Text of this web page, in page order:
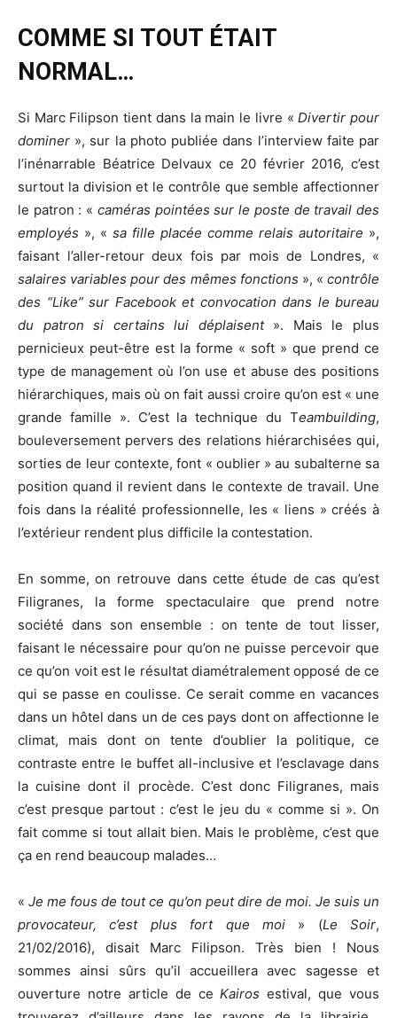
COMME SI TOUT ÉTAIT
NORMAL…
Si Marc Filipson tient dans la main le livre «Divertir pour
dominer », sur la photo publiée dans l’interview faite par
l’inénarrable Béatrice Delvaux ce 20 février 2016, c’est
surtout la division et le contrôle que semble affectionner
le patron : « caméras pointées sur le poste de travail des
employés », « sa fille placée comme relais autoritaire »,
faisant l’aller-retour deux fois par mois de Londres, «
salaires variables pour des mêmes fonctions », « contrôle
des “Like” sur Facebook et convocation dans le bureau
du patron si certains lui déplaisent ». Mais le plus
pernicieux peut-être est la forme « soft » que prend ce
type de management où l’on use et abuse des positions
hiérarchiques, mais où on fait aussi croire qu’on est « une
grande famille ». C’est la technique du Teambuilding,
bouleversement pervers des relations hiérarchisées qui,
sorties de leur contexte, font « oublier » au subalterne sa
position quand il revient dans le contexte de travail. Une
fois dans la réalité professionnelle, les « liens » créés à
l’extérieur rendent plus difficile la contestation.
En somme, on retrouve dans cette étude de cas qu’est
Filigranes, la forme spectaculaire que prend notre
société dans son ensemble : on tente de tout lisser,
faisant le nécessaire pour qu’on ne puisse percevoir que
ce qu’on voit est le résultat diamétralement opposé de ce
qui se passe en coulisse. Ce serait comme en vacances
dans un hôtel dans un de ces pays dont on affectionne le
climat, mais dont on tente d’oublier la politique, ce
contraste entre le buffet all-inclusive et l’esclavage dans
la cuisine dont il procède. C’est donc Filigranes, mais
c’est presque partout : c’est le jeu du « comme si ». On
fait comme si tout allait bien. Mais le problème, c’est que
ça en rend beaucoup malades…
«Je me fous de tout ce qu’on peut dire de moi. Je suis un
provocateur, c’est plus fort que moi » (Le Soir,
21/02/2016), disait Marc Filipson. Très bien ! Nous
sommes ainsi sûrs qu’il accueillera avec sagesse et
ouverture notre article de ceKairosestival, que vous